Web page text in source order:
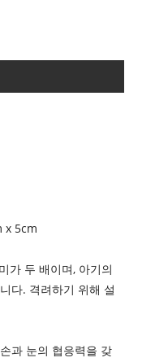
x 5cm
가 두 배이며, 아기의
다. 격려하기 위해 설
과 눈의 협응력을 갖